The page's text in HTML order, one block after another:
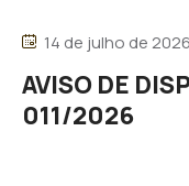
14 de julho de 2026
AVISO DE
011/2026